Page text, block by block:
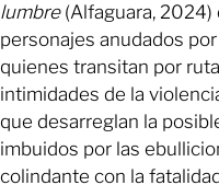
lumbre (Alfaguara,
personajes anudados
quienes transitan por
intimidades de la
que desarreglan la
imbuidos por las
colindante con la